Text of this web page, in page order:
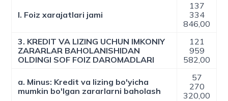
l. Foiz xarajatlari jami
137
334
846,00
3. KREDIT VA LIZING UCHUN IMKONIY
ZARARLAR BAHOLANISHIDAN
OLDINGI SOF FOIZ DAROMADLARI
121
959
582,00
a. Minus: Kredit va lizing bo'yicha
mumkin bo'lgan zararlarni baholash
57
270
320,00